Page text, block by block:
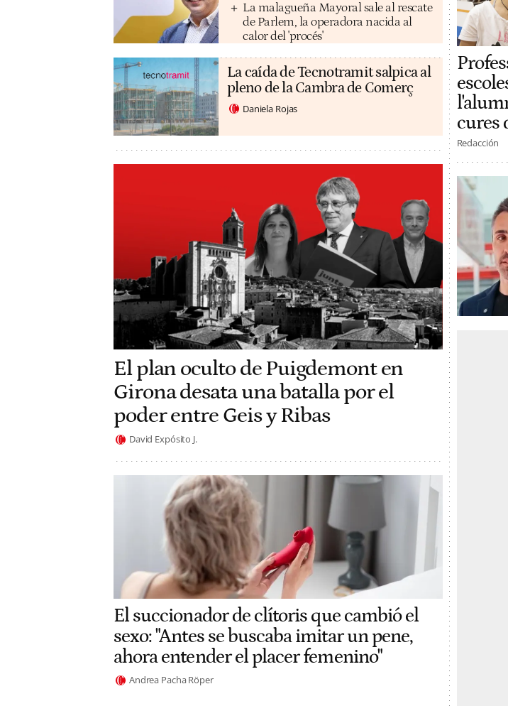
La malagueña Mayoral sale al rescate
de Parlem, la operadora nacida al
calor del 'procés'
La caída de Tecnotramit salpica al
pleno de la Cambra de Comerç
Daniela Rojas
El plan oculto de Puigdemont en
Girona desata una batalla por el
poder entre Geis y Ribas
David Expósito J.
El succionador de clítoris que cambió el
sexo: "Antes se buscaba imitar un pene,
ahora entender el placer femenino"
Andrea Pacha Röper
cures
Redacción